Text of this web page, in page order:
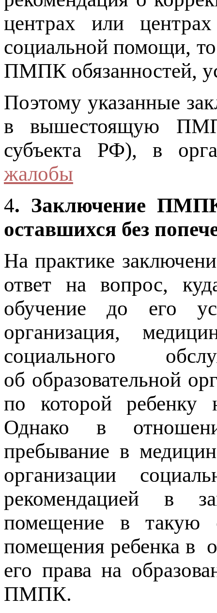
центрах или центрах
социальной помощи,
ПМПК обязанностей,
Поэтому указанные
в вышестоящую
субъекта РФ), в
жалобы
4. Заключение ПМПК
оставшихся без
На практике
ответ на вопрос,
обучение до его
организация,
социального
об образовательной
по которой ребенку
Однако в
пребывание в
организации
рекомендацией в
помещение в такую
помещения ребенка в
его права на
ПМПК.